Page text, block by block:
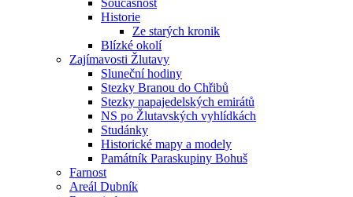
Současnost
Historie
Ze starých kronik
Blízké okolí
Zajímavosti Žlutavy
Sluneční hodiny
Stezky Branou do Chřibů
Stezky napajedelských emirátů
NS po Žlutavských vyhlídkách
Studánky
Historické mapy a modely
Památník Paraskupiny Bohuš
Farnost
Areál Dubník